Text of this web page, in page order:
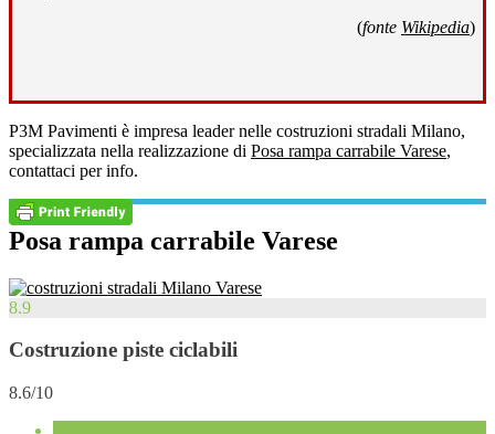
(fonte Wikipedia)
P3M Pavimenti è impresa leader nelle costruzioni stradali Milano,
specializzata nella realizzazione di Posa rampa carrabile Varese,
contattaci per info.
Posa rampa carrabile Varese
8.9
Costruzione piste ciclabili
8.6/10